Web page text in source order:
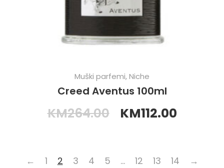
Muški parfemi,Niche
Creed Aventus 100ml
KM264.00 KM112.00
← 1 2 3 4 5 … 12 13 14 →